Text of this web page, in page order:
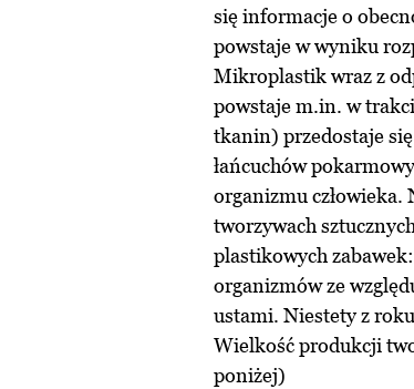
się informacje o
powstaje w wyniku
Mikroplastik wraz z
powstaje m.in. w
tkanin) przedostaje
łańcuchów
organizmu człowieka.
tworzywach
plastikowych
organizmów ze
ustami. Niestety z
Wielkość produkcji
poniżej)